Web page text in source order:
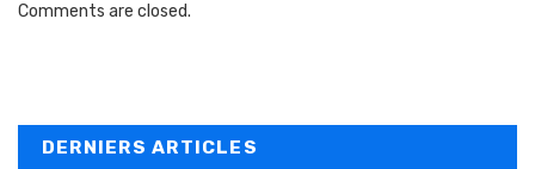
Comments are closed.
DERNIERS ARTICLES